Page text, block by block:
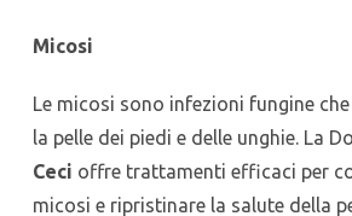
Micosi
Le micosi sono infezioni fungine
la pelle dei piedi e delle unghie. La
Ceci offre trattamenti efficaci per
micosi e ripristinare la salute della